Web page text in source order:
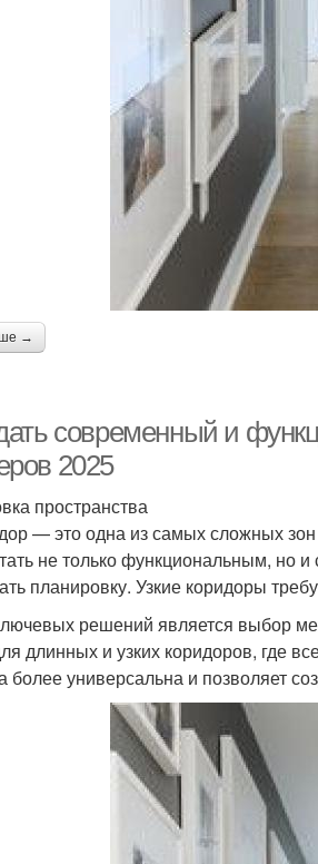
→
современный и
2025
пространства
— это одна из самых сложных
не только функциональным, но
планировку. Узкие коридоры
решений является выбор
длинных и узких коридоров, где
более универсальна и позволяет